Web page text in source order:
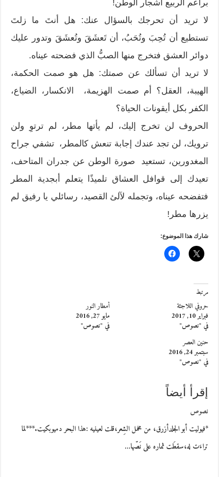
براعم الربيع أشجار الوطن!
لا تريد أن تحرجك بالسؤال عنك: هل أنتَ ما زلتَ
تستطيع أن تُحِبَ وتُحَبُ، أن تَعشَقَ وتُعشَقَ وتدور عليك
دوائر العشق فتخرج منها الصبُّ الذي فضحته عيناه.
لا تريد أن تسألك عن صمتك: هل هو صمت الحكمة،
الهيبة، العقل؟ أم صمت الهزيمة، الانكسار، الضياع،
الكفر بكل أيقونات الحياة؟
الحروف لن تخرج إليك، لم يأتها مطر، لم ترتوِ ولن
ترويك، لن تجد عندك إجابة تنعش كالمطر، تشفي جراح
المغدورين، تستعيد صورة الوطن عن جدران المتاحف،
تعيدك إلى قوافل العشاق تلميذًا يتعلم أبجدية المطر
فتفضحه عيناه، وتجمله لآلئ القصيد، رسائلي يا رفيق لم
يزرها مطر!
شارك هذا الموضوع:
مرتبط
حروفي اللاجئة
فبراير 10, 2017
في "نصوص"
أمطار النور
مايو 27, 2016
في "نصوص"
حنين العصر
سبتمبر 24, 2016
في "نصوص"
إقرأ أيضاً
نصوص
*فيوليت أبو الجلدأزرق، من مخمل الشِعر،قلت لعينيه :هذا البحر دميوبكيت.***لما
تراءَت له،سقطَت ثماره على نَصّها…